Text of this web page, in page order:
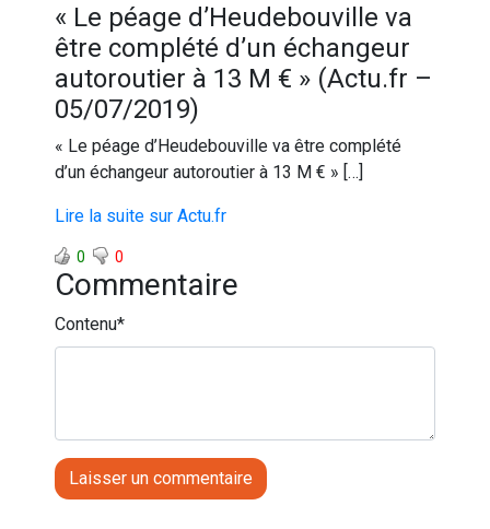
« Le péage d’Heudebouville va
être complété d’un échangeur
autoroutier à 13 M € » (Actu.fr –
05/07/2019)
« Le péage d’Heudebouville va être complété
d’un échangeur autoroutier à 13 M € » […]
Lire la suite sur Actu.fr
0 0
Commentaire
Contenu*